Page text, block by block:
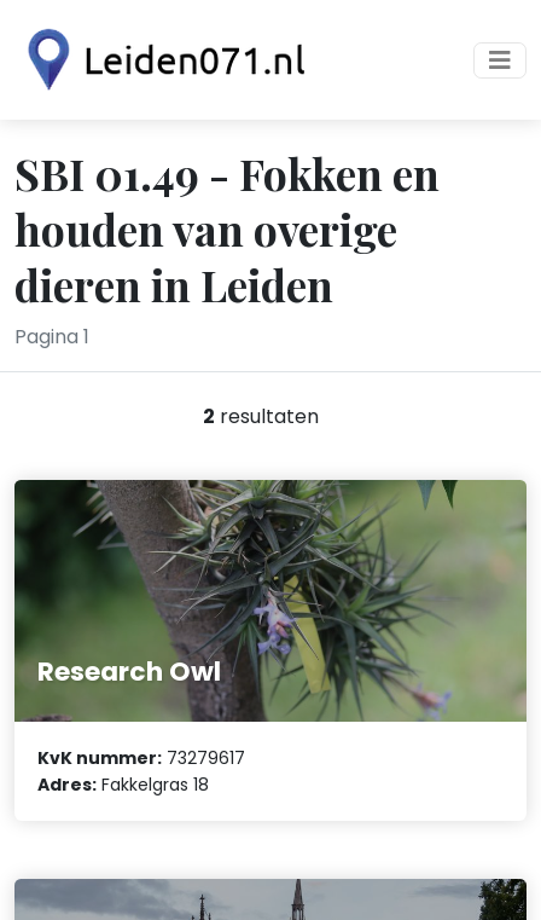
SBI 01.49 - Fokken en
houden van overige
dieren in Leiden
Pagina 1
2 resultaten
Research Owl
KvK nummer: 73279617
Adres: Fakkelgras 18